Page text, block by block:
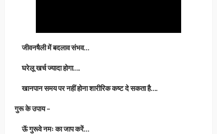
जीवनषैली में बदलाव संभव…
घरेलू खर्च ज्यादा होगा….
खानपान समय पर नहीं होना शारीरिक कष्ट दे सकता है….
गुरू के उपाय –
ऊॅ गुरूवे नमः का जाप करें…